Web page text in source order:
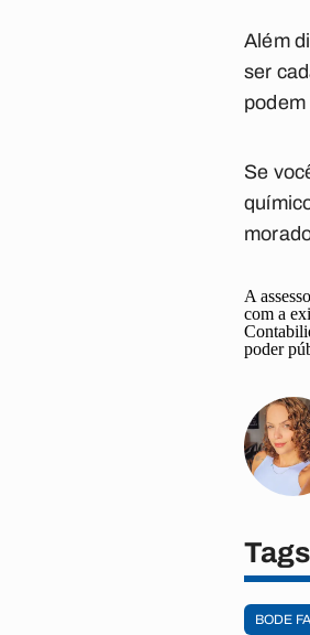
Além
ser
Se
A
com a
poder
Tags
BODE